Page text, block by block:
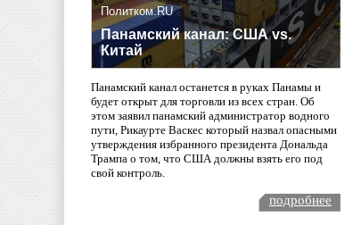
Политком.RU
Панамский канал: США vs.
Китай
Панамский канал останется в руках Панамы и
будет открыт для торговли из всех стран. Об
этом заявил панамский администратор водного
пути, Рикаурте Васкес который назвал опасными
утверждения избранного президента Дональда
Трампа о том, что США должны взять его под
свой контроль.
подробнее